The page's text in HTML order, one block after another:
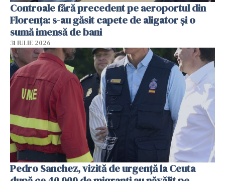
Controale fără precedent pe aeroportul din
Florența: s-au găsit capete de aligator și o
sumă imensă de bani
31 IULIE 2026
Pedro Sanchez, vizită de urgență la Ceuta